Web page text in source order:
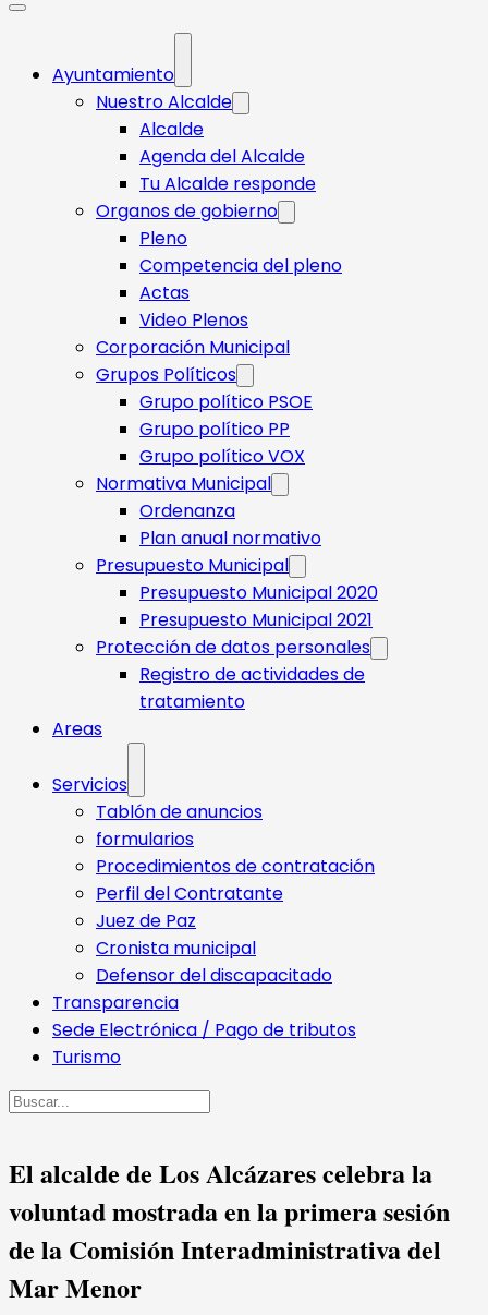
Ayuntamiento
Nuestro Alcalde
Alcalde
Agenda del Alcalde
Tu Alcalde responde​
Organos de gobierno
Pleno
Competencia del pleno
Actas
Video Plenos
Corporación Municipal
Grupos Políticos
Grupo político PSOE
Grupo político PP
Grupo político VOX
Normativa Municipal
Ordenanza
Plan anual normativo
Presupuesto Municipal
Presupuesto Municipal 2020
Presupuesto Municipal 2021
Protección de datos personales
Registro de actividades de
tratamiento
Areas
Servicios
Tablón de anuncios
formularios
Procedimientos de contratación
Perfil del Contratante
Juez de Paz
Cronista municipal
Defensor del discapacitado
Transparencia
Sede Electrónica / Pago de tributos
Turismo
Buscar
El alcalde de Los Alcázares celebra la
voluntad mostrada en la primera sesión
de la Comisión Interadministrativa del
Mar Menor